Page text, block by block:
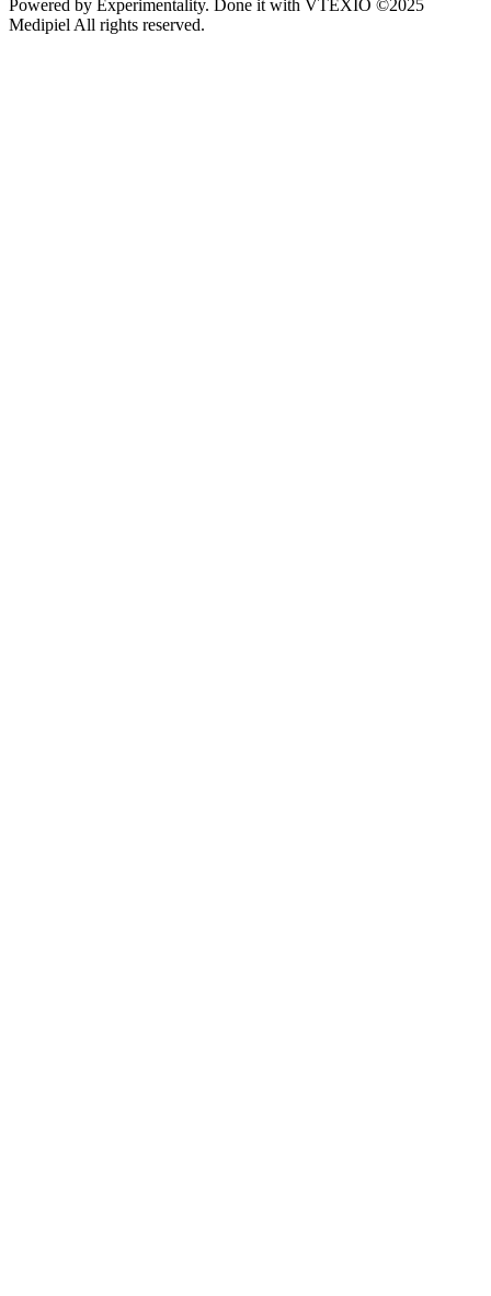
Powered by Experimentality. Done it with VTEXIO ©2025
Medipiel All rights reserved.